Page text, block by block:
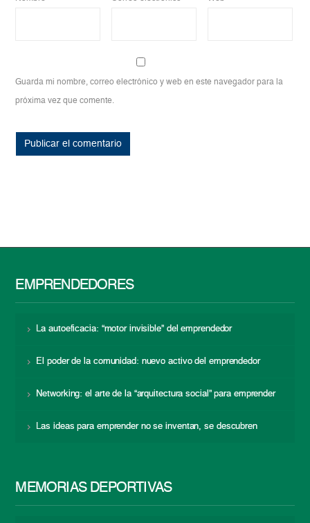
Guarda mi nombre, correo electrónico y web en este navegador para la
próxima vez que comente.
EMPRENDEDORES
La autoeficacia: “motor invisible” del emprendedor
El poder de la comunidad: nuevo activo del emprendedor
Networking: el arte de la “arquitectura social” para emprender
Las ideas para emprender no se inventan, se descubren
MEMORIAS DEPORTIVAS